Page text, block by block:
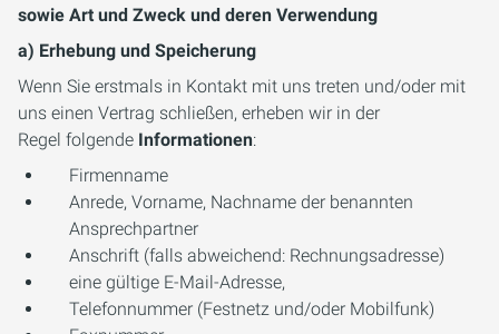
sowie Art und Zweck und deren Verwendung
a) Erhebung und Speicherung
Wenn Sie erstmals in Kontakt mit uns treten und/oder mit
uns einen Vertrag schließen, erheben wir in der
Regel folgende Informationen:
Firmenname
Anrede, Vorname, Nachname der benannten
Ansprechpartner
Anschrift (falls abweichend: Rechnungsadresse)
eine gültige E-Mail-Adresse,
Telefonnummer (Festnetz und/oder Mobilfunk)